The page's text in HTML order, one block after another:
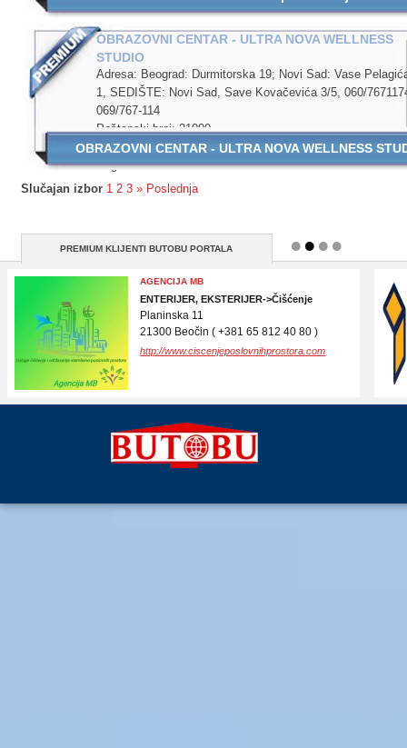
OBRAZOVNI CENTAR - ULTRA NOVA WELLNESS
STUDIO
Adresa: Beograd: Durmitorska 19; Novi Sad: Vase
1, SEDIŠTE: Novi Sad, Save Kovačevića 3/5, 060/
069/767-114
Poštanski broj: 21000
Okrug: Južno-bački
Region:
OBRAZOVNI CENTAR - ULTRA NOVA WELLNESS
Slučajan izbor 1 2 3 » Poslednja
PREMIUM KLIJENTI BUTOBU PORTALA
DR DRAGAN IVANOV
ZDRAVLJE, MEDICINA->Ordinacija
Branimira Ćosića 33
21000 Novi Sad ( 021/530 830 )